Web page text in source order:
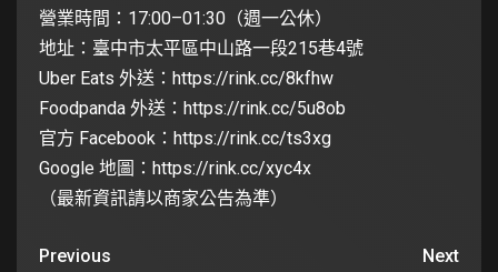
營業時間：17:00–01:30（週一公休）
地址：臺中市太平區中山路一段215巷4號
Uber Eats 外送： https://rink.cc/8kfhw
Foodpanda 外送： https://rink.cc/5u8ob
官方 Facebook： https://rink.cc/ts3xg
Google 地圖： https://rink.cc/xyc4x
（最新資訊請以商家公告為準）
Previous
Next